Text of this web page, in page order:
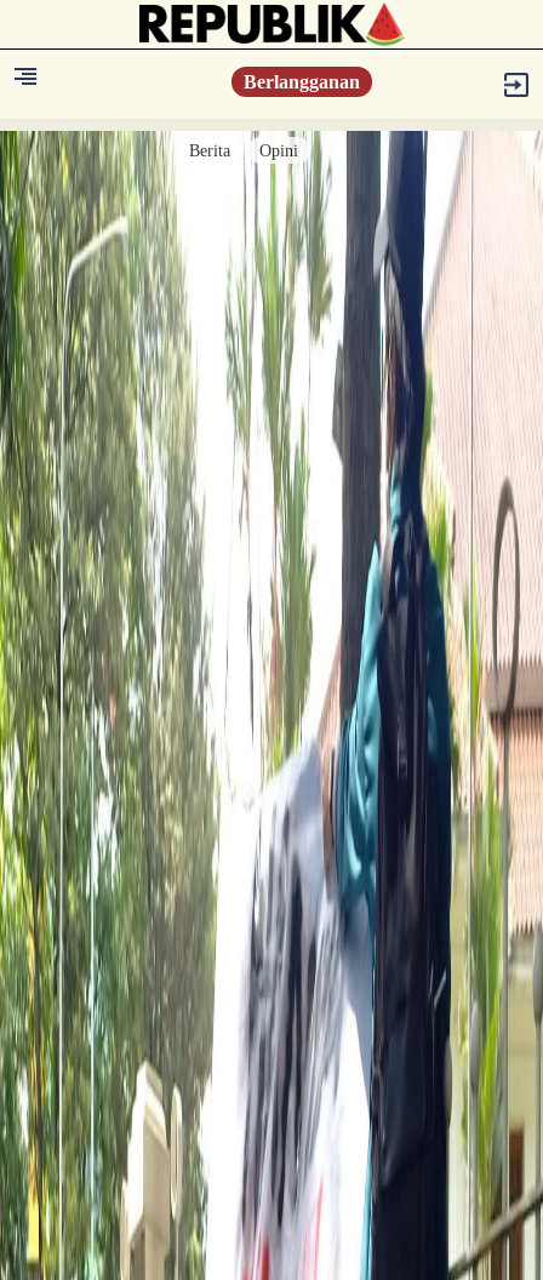
Berlangganan
Berita Opini
Berita
Islam Digest
Hikmah
Opini
Konsultasi Syariah
Resonansi
Sejarah
Lensa
Iqtishodia
Sastra
Literasi Umat